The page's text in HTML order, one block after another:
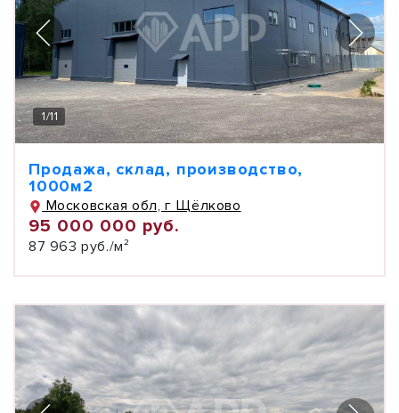
1/11
Продажа, склад, производство,
1000м2
Московская обл, г Щёлково
95 000 000 руб.
87 963 руб./м²